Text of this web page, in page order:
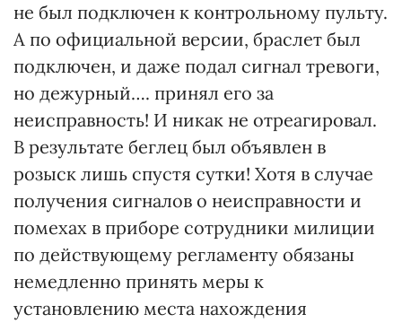
не был подключен к контрольному пульту.
А по официальной версии, браслет был
подключен, и даже подал сигнал тревоги,
но дежурный…. принял его за
неисправность! И никак не отреагировал.
В результате беглец был объявлен в
розыск лишь спустя сутки! Хотя в случае
получения сигналов о неисправности и
помехах в приборе сотрудники милиции
по действующему регламенту обязаны
немедленно принять меры к
установлению места нахождения